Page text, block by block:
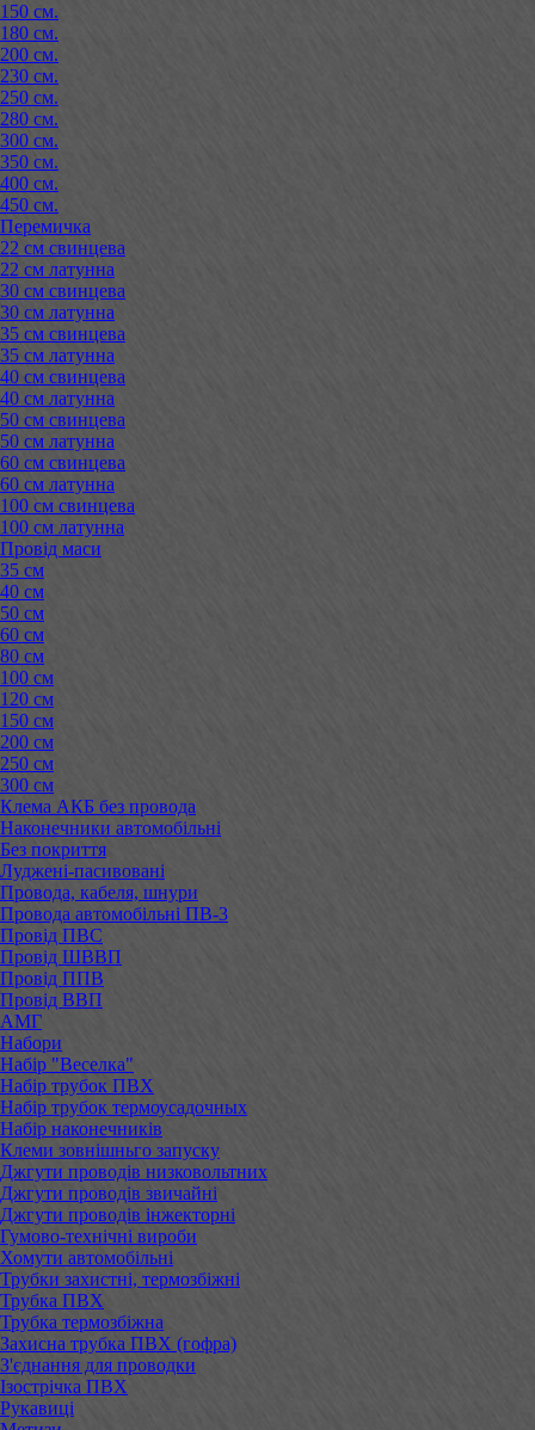
150 см.
180 см.
200 см.
230 см.
250 см.
280 см.
300 см.
350 см.
400 см.
450 см.
Перемичка
22 см свинцева
22 см латунна
30 см свинцева
30 см латунна
35 см свинцева
35 см латунна
40 см свинцева
40 см латунна
50 см свинцева
50 см латунна
60 см свинцева
60 см латунна
100 см свинцева
100 см латунна
Провід маси
35 см
40 см
50 см
60 см
80 см
100 см
120 см
150 см
200 см
250 см
300 см
Клема АКБ без провода
Наконечники автомобільні
Без покриття
Луджені-пасивовані
Провода, кабеля, шнури
Провода автомобільні ПВ-3
Провід ПВС
Провід ШВВП
Провід ППВ
Провід ВВП
АМГ
Набори
Набір "Веселка"
Набір трубок ПВХ
Набір трубок термоусадочных
Набір наконечників
Клеми зовнішньго запуску
Джгути проводів низковольтних
Джгути проводів звичайні
Джгути проводів інжекторні
Гумово-технічні вироби
Хомути автомобільні
Трубки захистні, термозбіжні
Трубка ПВХ
Трубка термозбіжна
Захисна трубка ПВХ (гофра)
З'єднання для проводки
Ізострічка ПВХ
Рукавиці